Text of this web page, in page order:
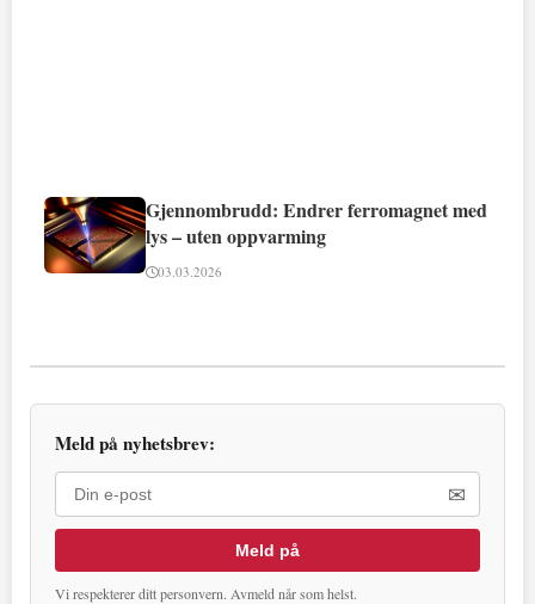
Gjennombrudd: Endrer ferromagnet med
lys – uten oppvarming
03.03.2026
Meld på nyhetsbrev:
✉
Meld på
Vi respekterer ditt personvern. Avmeld når som helst.